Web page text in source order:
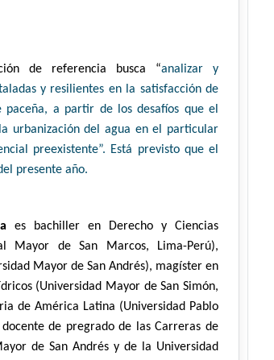
de referencia busca “analizar y
y resilientes en la satisfacción de
a partir de los desafíos que el
urbanización del agua en el particular
preexistente”. Está previsto que el
presente año.
es bachiller en Derecho y Ciencias
Mayor de San Marcos, Lima-Perú),
Mayor de San Andrés), magíster en
(Universidad Mayor de San Simón,
de América Latina (Universidad Pablo
de pregrado de las Carreras de
de San Andrés y de la Universidad